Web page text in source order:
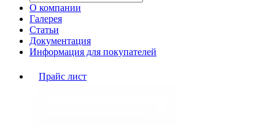
О компании
Галерея
Статьи
Документация
Информация для покупателей
Прайс лист